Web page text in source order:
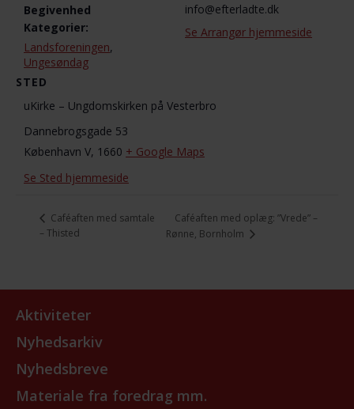
Begivenhed
Kategorier:
Landsforeningen,
Ungesøndag
STED
uKirke – Ungdomskirken på Vesterbro
Dannebrogsgade 53
København V, 1660 + Google Maps
Se Sted hjemmeside
info@efterladte.dk
Se Arrangør hjemmeside
Caféaften med samtale
– Thisted
Caféaften med oplæg: ”Vrede” –
Rønne, Bornholm
Aktiviteter
Nyhedsarkiv
Nyhedsbreve
Materiale fra foredrag mm.